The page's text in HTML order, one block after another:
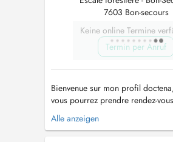
7603 Bon-secours
Keine online Termine
Termin per Anruf
Bienvenue sur mon profil
vous pourrez prendre rendez-
pour une séance en cabinet, en
(walking therapy) ou en visio-
Alle anzeigen